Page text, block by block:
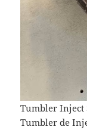
Tumbler Inject
Tumbler de